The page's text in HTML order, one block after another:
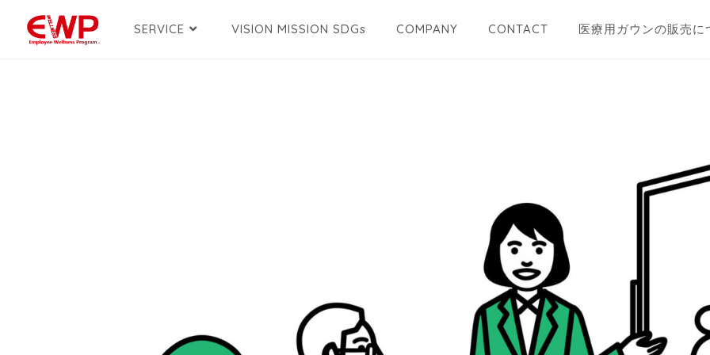
SERVICE VISION MISSION SDGs COMPANY CONTACT 医療用ガウンの販売に